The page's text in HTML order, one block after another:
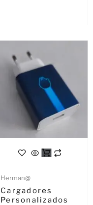
Herman@
Cargadores
Personalizados